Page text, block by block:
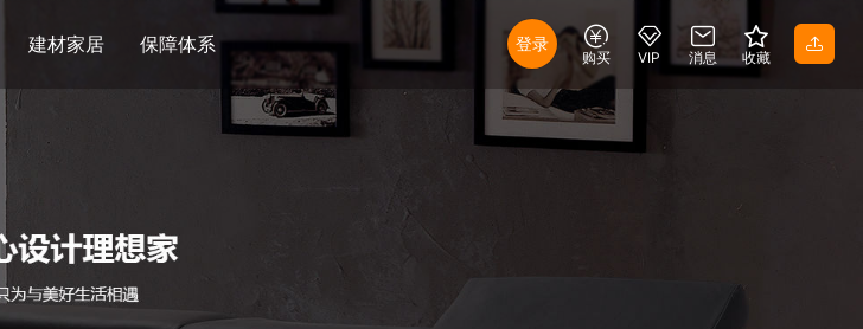
建材家居 保障体系 登录
购买 VIP 消息 收藏